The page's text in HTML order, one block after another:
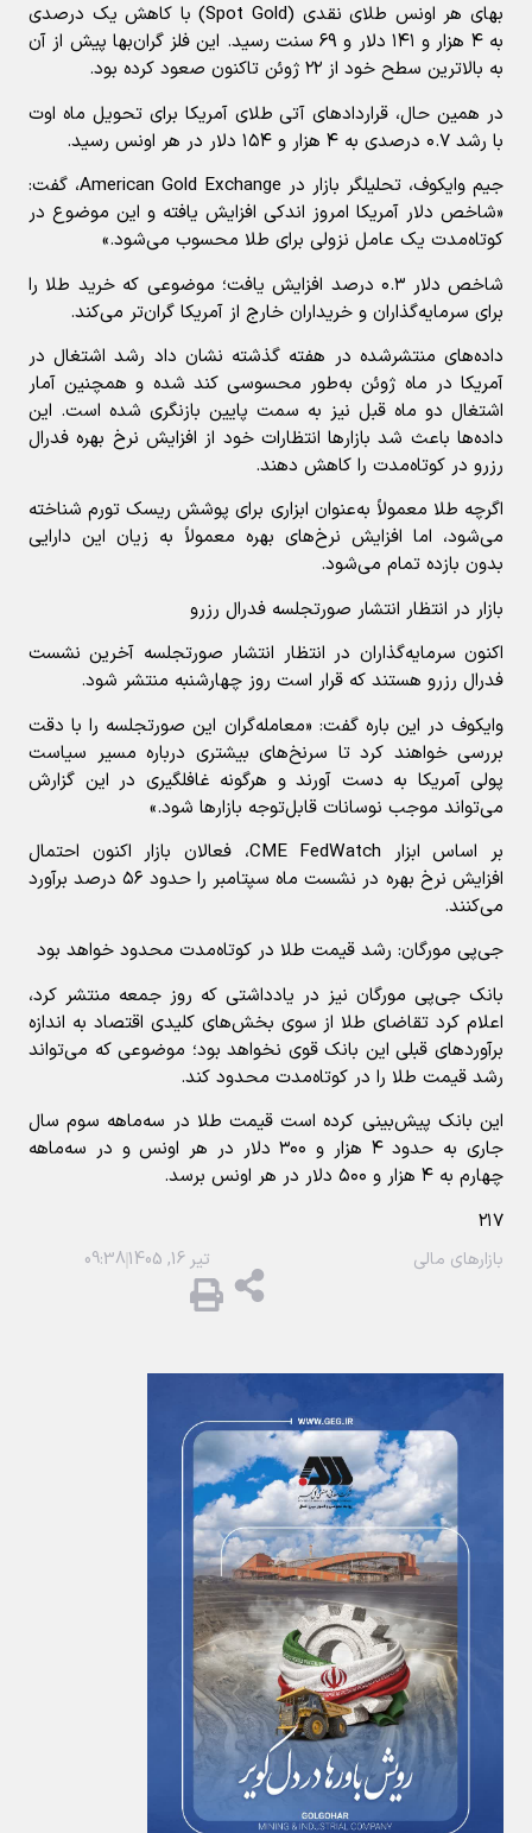
بهای هر اونس طلای نقدی (Spot Gold) با کاهش یک درصدی
به ۴ هزار و ۱۴۱ دلار و ۶۹ سنت رسید. این فلز گران‌بها پیش از آن
به بالاترین سطح خود از ۲۲ ژوئن تاکنون صعود کرده بود.
در همین حال، قراردادهای آتی طلای آمریکا برای تحویل ماه اوت
با رشد ۰.۷ درصدی به ۴ هزار و ۱۵۴ دلار در هر اونس رسید.
جیم وایکوف، تحلیلگر بازار در American Gold Exchange، گفت:
«شاخص دلار آمریکا امروز اندکی افزایش یافته و این موضوع در
کوتاه‌مدت یک عامل نزولی برای طلا محسوب می‌شود.»
شاخص دلار ۰.۳ درصد افزایش یافت؛ موضوعی که خرید طلا را
برای سرمایه‌گذاران و خریداران خارج از آمریکا گران‌تر می‌کند.
داده‌های منتشرشده در هفته گذشته نشان داد رشد اشتغال در
آمریکا در ماه ژوئن به‌طور محسوسی کند شده و همچنین آمار
اشتغال دو ماه قبل نیز به سمت پایین بازنگری شده است. این
داده‌ها باعث شد بازارها انتظارات خود از افزایش نرخ بهره فدرال
رزرو در کوتاه‌مدت را کاهش دهند.
اگرچه طلا معمولاً به‌عنوان ابزاری برای پوشش ریسک تورم شناخته
می‌شود، اما افزایش نرخ‌های بهره معمولاً به زیان این دارایی
بدون بازده تمام می‌شود.
بازار در انتظار انتشار صورتجلسه فدرال رزرو
اکنون سرمایه‌گذاران در انتظار انتشار صورتجلسه آخرین نشست
فدرال رزرو هستند که قرار است روز چهارشنبه منتشر شود.
وایکوف در این باره گفت: «معامله‌گران این صورتجلسه را با دقت
بررسی خواهند کرد تا سرنخ‌های بیشتری درباره مسیر سیاست
پولی آمریکا به دست آورند و هرگونه غافلگیری در این گزارش
می‌تواند موجب نوسانات قابل‌توجه بازارها شود.»
بر اساس ابزار CME FedWatch، فعالان بازار اکنون احتمال
افزایش نرخ بهره در نشست ماه سپتامبر را حدود ۵۶ درصد برآورد
می‌کنند.
جی‌پی مورگان: رشد قیمت طلا در کوتاه‌مدت محدود خواهد بود
بانک جی‌پی مورگان نیز در یادداشتی که روز جمعه منتشر کرد،
اعلام کرد تقاضای طلا از سوی بخش‌های کلیدی اقتصاد به اندازه
برآوردهای قبلی این بانک قوی نخواهد بود؛ موضوعی که می‌تواند
رشد قیمت طلا را در کوتاه‌مدت محدود کند.
این بانک پیش‌بینی کرده است قیمت طلا در سه‌ماهه سوم سال
جاری به حدود ۴ هزار و ۳۰۰ دلار در هر اونس و در سه‌ماهه
چهارم به ۴ هزار و ۵۰۰ دلار در هر اونس برسد.
۲۱۷
بازارهای مالی تیر 16, 1405 09:38